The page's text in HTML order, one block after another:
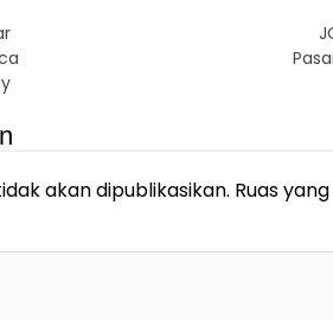
akan dipublikasikan. Ruas